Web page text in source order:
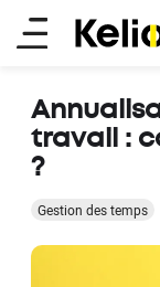
Aller
auMain
travail :
?
Gestion des temps